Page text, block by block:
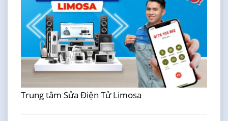
Trung tâm Sửa Điện Tử Limosa